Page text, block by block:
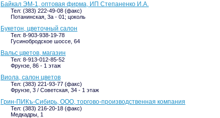
Байкал ЭМ-1, оптовая фирма, ИП Степаненко И.А.
Тел: (383) 222-49-08 (факс)
Потанинская, 3а - 01; цоколь
Букетон, цветочный салон
Тел: 8-903-938-19-78
Гусинобродское шоссе, 64
Вальс цветов, магазин
Тел: 8-913-012-85-52
Фрунзе, 86 - 1 этаж
Виола, салон цветов
Тел: (383) 221-93-77 (факс)
Фрунзе, 3 / Советская, 34 - 1 этаж
Грин-ПИКъ-Сибирь, ООО, торгово-производственная компания
Тел: (383) 216-20-18 (факс)
Медкадры, 1